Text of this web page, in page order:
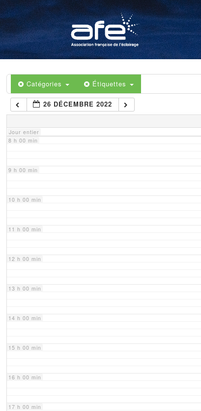
Catégories Étiquettes
26 DÉCEMBRE 2022
Jour entier
4 h 00 min
5 h 00 min
6 h 00 min
7 h 00 min
8 h 00 min
9 h 00 min
10 h 00 min
11 h 00 min
12 h 00 min
13 h 00 min
14 h 00 min
15 h 00 min
16 h 00 min
17 h 00 min